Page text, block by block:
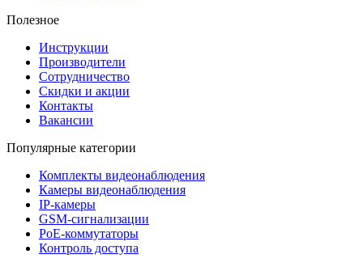
Полезное
Инструкции
Производители
Сотрудничество
Скидки и акции
Контакты
Вакансии
Популярные категории
Комплекты видеонаблюдения
Камеры видеонаблюдения
IP-камеры
GSM-сигнализации
PoE-коммутаторы
Контроль доступа